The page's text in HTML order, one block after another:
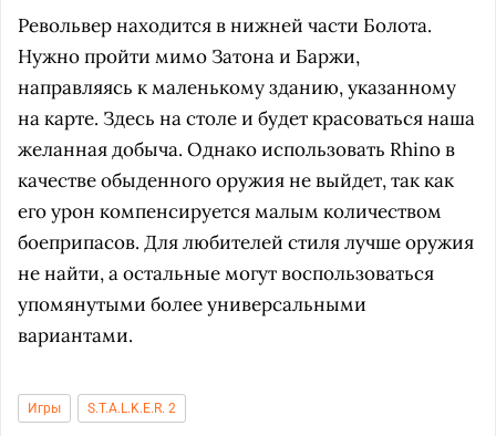
Револьвер находится в нижней части Болота.
Нужно пройти мимо Затона и Баржи,
направляясь к маленькому зданию, указанному
на карте. Здесь на столе и будет красоваться наша
желанная добыча. Однако использовать Rhino в
качестве обыденного оружия не выйдет, так как
его урон компенсируется малым количеством
боеприпасов. Для любителей стиля лучше оружия
не найти, а остальные могут воспользоваться
упомянутыми более универсальными
вариантами.
Игры S.T.A.L.K.E.R. 2